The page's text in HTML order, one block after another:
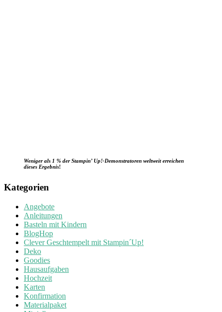
Weniger als 1 % der Stampin’ Up!-Demonstratoren weltweit erreichen
dieses Ergebnis!
Kategorien
Angebote
Anleitungen
Basteln mit Kindern
BlogHop
Clever Geschtempelt mit Stampin´Up!
Deko
Goodies
Hausaufgaben
Hochzeit
Karten
Konfirmation
Materialpaket